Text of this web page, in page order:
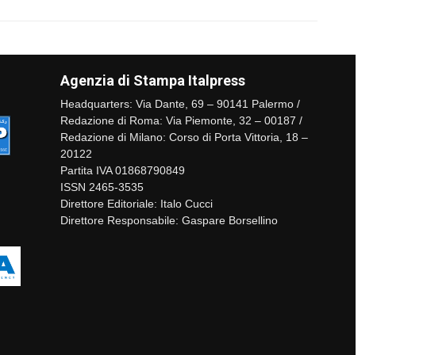
Agenzia di Stampa Italpress
Headquarters: Via Dante, 69 – 90141 Palermo /
Redazione di Roma: Via Piemonte, 32 – 00187 /
Redazione di Milano: Corso di Porta Vittoria, 18 –
20122
Partita IVA 01868790849
ISSN 2465-3535
Direttore Editoriale: Italo Cucci
Direttore Responsabile: Gaspare Borsellino